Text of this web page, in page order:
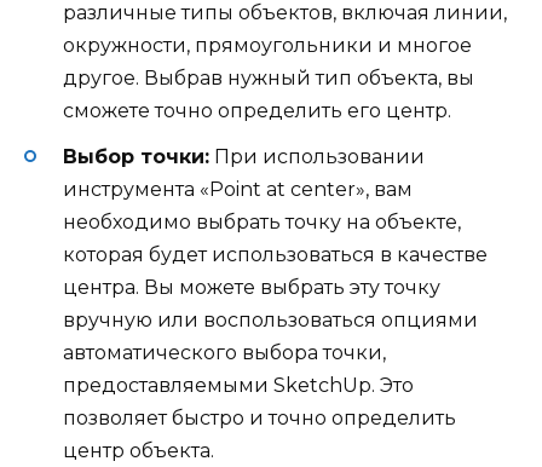
различные типы объектов, включая линии,
окружности, прямоугольники и многое
другое. Выбрав нужный тип объекта, вы
сможете точно определить его центр.
Выбор точки: При использовании
инструмента «Point at center», вам
необходимо выбрать точку на объекте,
которая будет использоваться в качестве
центра. Вы можете выбрать эту точку
вручную или воспользоваться опциями
автоматического выбора точки,
предоставляемыми SketchUp. Это
позволяет быстро и точно определить
центр объекта.